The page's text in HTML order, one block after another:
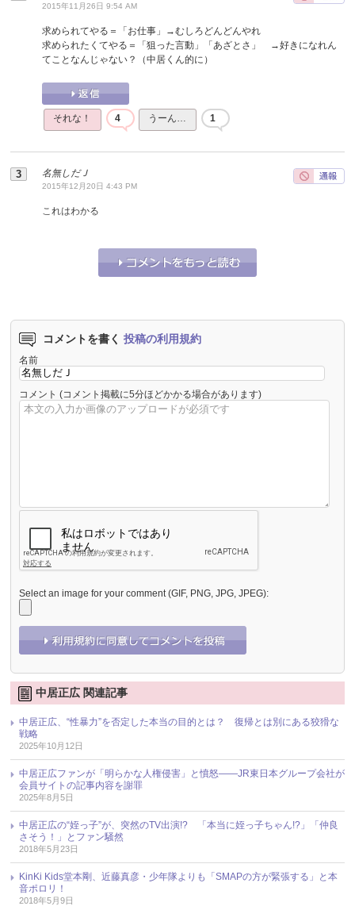
2015年11月26日 9:54 AM
求められてやる＝「お仕事」→むしろどんどんやれ
求められたくてやる＝「狙った言動」「あざとさ」 →好きになれん
てことなんじゃない？（中居くん的に）
それな！ 4 うーん… 1
名無しだＪ
2015年12月20日 4:43 PM
これはわかる
0 うーん… 0
コメントを書く 投稿の利用規約
名前
コメント (コメント掲載に5分ほどかかる場合があります)
Select an image for your comment (GIF, PNG, JPG, JPEG):
中居正広 関連記事
中居正広、“性暴力”を否定した本当の目的とは？ 復帰とは別にある狡猾な
戦略
2025年10月12日
中居正広ファンが「明らかな人権侵害」と憤怒――JR東日本グループ会社が
会員サイトの記事内容を謝罪
2025年8月5日
中居正広の“姪っ子”が、突然のTV出演!? 「本当に姪っ子ちゃん!?」「仲良
さそう！」とファン騒然
2018年5月23日
KinKi Kids堂本剛、近藤真彦・少年隊よりも「SMAPの方が緊張する」と本
音ポロリ！
2018年5月9日